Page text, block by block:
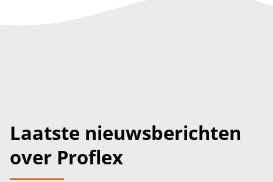
Laatste nieuwsberichten
over Proflex